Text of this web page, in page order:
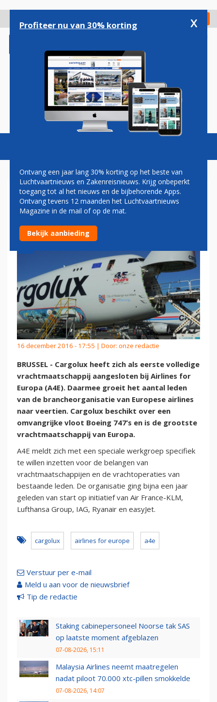
gaan
Check in
Magazine Podcasts Vacatures
CARGOLUX SLUIT ZICH AAN
BIJ AIRLINES FOR EUROPE
16 december 2016 - 17:55 | Door: onze redactie
BRUSSEL - Cargolux heeft zich als eerste volledige
vrachtmaatschappij aangesloten bij Airlines for
Europa (A4E). Daarmee groeit het aantal leden
van de brancheorganisatie van Europese airlines
naar veertien. Cargolux beschikt over een
omvangrijke vloot Boeing 747’s en is de grootste
vrachtmaatschappij van Europa.
A4E meldt zich met een speciale werkgroep specifiek
te willen inzetten voor de belangen van
vrachtmaatschappijen en de vrachtoperaties van
bestaande leden. De organisatie ging bijna een jaar
geleden van start op initiatief van Air France-KLM,
Lufthansa Group, IAG, Ryanair en easyJet.
cargolux airlines for europe a4e
Verstuur per e-mail
Meld u aan voor de nieuwsbrief
Tip de redactie
Staking cabinepersoneel Noorse tak SAS
op laatste moment afgeblazen
07-08-2026, 15:11
Malaysia Airlines neemt maatregelen
nadat piloot 70.000 xtc-pillen smokkelde
07-08-2026, 14:07
Profiteer nu van 30% korting x
Ontvang een jaar lang 30% korting op het beste van
Luchtvaartnieuws en Zakenreisnieuws. Krijg onbeperkt
toegang tot al het nieuws en de bijbehorende Apps.
Ontvang tevens 12 maanden het Luchtvaartnieuws
Magazine in de mail of op de mat.
Bekijk aanbieding